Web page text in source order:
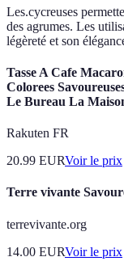
Les.cycreuses
des agrumes. Les
légèreté et son
Tasse A Cafe
Colorees
Le Bureau La
Rakuten FR
20.99 EURVoir le prix
Terre vivante
terrevivante.org
14.00 EURVoir le prix